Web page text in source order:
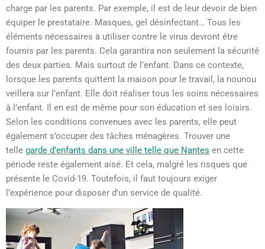
charge par les parents. Par exemple, il est de leur devoir de bien
équiper le prestataire. Masques, gel désinfectant… Tous les
éléments nécessaires à utiliser contre le virus devront être
fournis par les parents. Cela garantira non seulement la sécurité
des deux parties. Mais surtout de l’enfant. Dans ce contexte,
lorsque les parents quittent la maison pour le travail, la nounou
veillera sur l’enfant. Elle doit réaliser tous les soins nécessaires
à l’enfant. Il en est de même pour son éducation et ses loisirs.
Selon les conditions convenues avec les parents, elle peut
également s’occuper des tâches ménagères. Trouver une
telle garde d’enfants dans une ville telle que Nantes en cette
période reste également aisé. Et cela, malgré les risques que
présente le Covid-19. Toutefois, il faut toujours exiger
l’expérience pour disposer d’un service de qualité.